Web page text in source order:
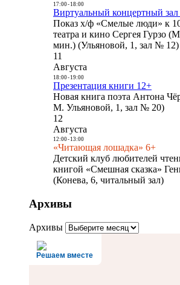
17:00- 18:00
Виртуальный концертный зал
Показ х/ф «Смелые люди» к
театра и кино Сергея Гурзо
мин.) (Ульяновой, 1, зал № 12)
11
Августа
18:00- 19:00
Презентация книги 12+
Новая книга поэта Антона
М. Ульяновой, 1, зал № 20)
12
Августа
12:00- 13:00
«Читающая лошадка» 6+
Детский клуб любителей
книгой «Смешная сказка»
(Конева, 6, читальный зал)
Архивы
Архивы
Решаем вместе